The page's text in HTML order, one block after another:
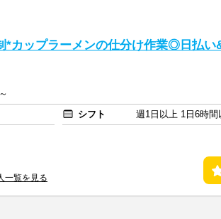
*カップラーメンの仕分け作業◎日払い
シフト
週1日以上 1日6時間
一覧を見る